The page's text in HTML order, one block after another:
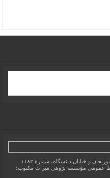
تهران، خیابان انقلاب اسلامی، بین خیابان ابوریحان و خیابان دانشگاه، شمارۀ ۱۱۸۲
طبقۀ دوم، واحد ۸ ، روابط عمومی مؤسسه پژوهی میراث مکتوب؛